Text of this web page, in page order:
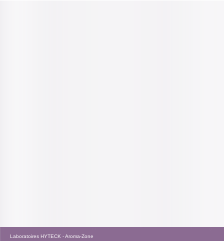
Laboratoires HYTECK - Aroma-Zone